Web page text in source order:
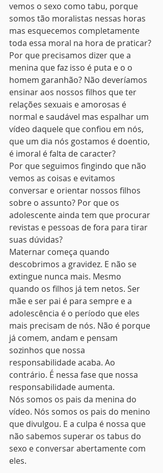
vemos o sexo como tabu, porque
somos tão moralistas nessas horas
mas esquecemos completamente
toda essa moral na hora de praticar?
Por que precisamos dizer que a
menina que faz isso é puta e o o
homem garanhão? Não deveríamos
ensinar aos nossos filhos que ter
relações sexuais e amorosas é
normal e saudável mas espalhar um
vídeo daquele que confiou em nós,
que um dia nós gostamos é doentio,
é imoral é falta de caracter?
Por que seguimos fingindo que não
vemos as coisas e evitamos
conversar e orientar nossos filhos
sobre o assunto? Por que os
adolescente ainda tem que procurar
revistas e pessoas de fora para tirar
suas dúvidas?
Maternar começa quando
descobrimos a gravidez. E não se
extingue nunca mais. Mesmo
quando os filhos já tem netos. Ser
mãe e ser pai é para sempre e a
adolescência é o período que eles
mais precisam de nós. Não é porque
já comem, andam e pensam
sozinhos que nossa
responsabilidade acaba. Ao
contrário. É nessa fase que nossa
responsabilidade aumenta.
Nós somos os pais da menina do
vídeo. Nós somos os pais do menino
que divulgou. E a culpa é nossa que
não sabemos superar os tabus do
sexo e conversar abertamente com
eles.